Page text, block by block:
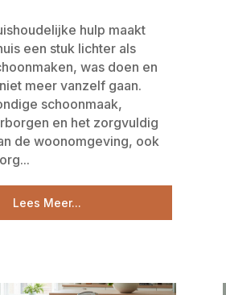
hulp maakt
een stuk lichter als
was doen en
meer vanzelf gaan.
schoonmaak,
en het zorgvuldig
de woonomgeving, ook
Lees Meer...